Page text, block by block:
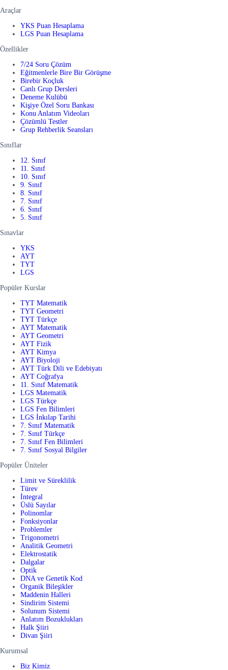
Araçlar
YKS Puan Hesaplama
LGS Puan Hesaplama
Özellikler
7/24 Soru Çözüm
Eğitmenlerle Bire Bir Görüşme
Birebir Koçluk
Canlı Grup Dersleri
Deneme Kulübü
Kişiye Özel Soru Bankası
Konu Anlatım Videoları
Çözümlü Testler
Grup Rehberlik Seansları
Sınıflar
12. Sınıf
11. Sınıf
10. Sınıf
9. Sınıf
8. Sınıf
7. Sınıf
6. Sınıf
5. Sınıf
Sınavlar
YKS
AYT
TYT
LGS
Popüler Kurslar
TYT Matematik
TYT Geometri
TYT Türkçe
AYT Matematik
AYT Geometri
AYT Fizik
AYT Kimya
AYT Biyoloji
AYT Türk Dili ve Edebiyatı
AYT Coğrafya
11. Sınıf Matematik
LGS Matematik
LGS Türkçe
LGS Fen Bilimleri
LGS İnkılap Tarihi
7. Sınıf Matematik
7. Sınıf Türkçe
7. Sınıf Fen Bilimleri
7. Sınıf Sosyal Bilgiler
Popüler Üniteler
Limit ve Süreklilik
Türev
İntegral
Üslü Sayılar
Polinomlar
Fonksiyonlar
Problemler
Trigonometri
Analitik Geometri
Elektrostatik
Dalgalar
Optik
DNA ve Genetik Kod
Organik Bileşikler
Maddenin Halleri
Sindirim Sistemi
Solunum Sistemi
Anlatım Bozuklukları
Halk Şiiri
Divan Şiiri
Kurumsal
Biz Kimiz